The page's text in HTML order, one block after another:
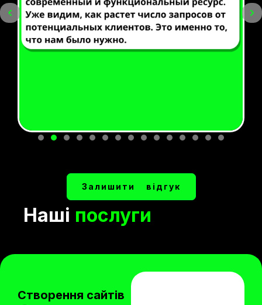
Залишити відгук
Наші послуги
Створення сайтів